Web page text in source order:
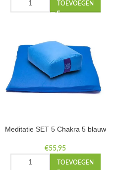
TOEVOEGEN
Meditatie SET 5 Chakra 5 blauw
€55,95
TOEVOEGEN